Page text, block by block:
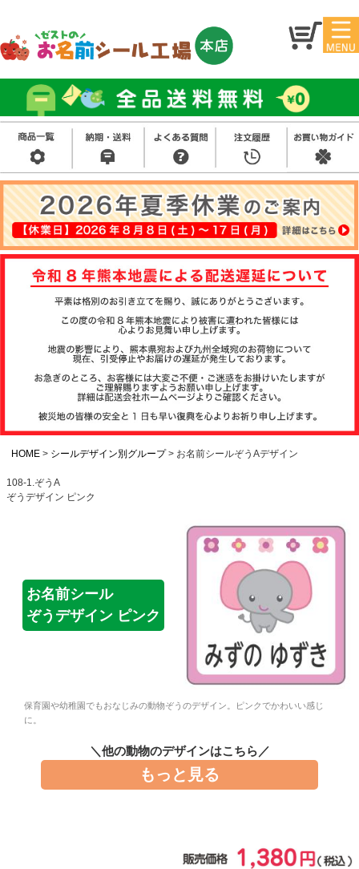
マイ
ジ
お名
前シ
ール
アイ
ロン
シー
ル
お買
い得
セッ
ト
スタ
ンプ
その
他
注文履歴
て
よくある質問
商品ガイド
会社概要
らせ
会員登録
HOME シールデザイン別グループ お名前シールぞうAデザイン
108-1.ぞうA
ぞうデザイン ピンク
お名前シール
ぞうデザイン ピンク
保育園や幼稚園でもおなじみの動物ぞうのデザイン。ピンクでかわいい感じ
に。
＼他の動物のデザインはこちら／
もっと見る